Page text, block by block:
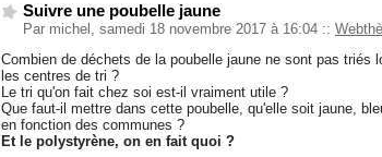
Suivre une poubelle jaune
Par michel, samedi 18 novembre 2017 à 16:04 ::
Combien de déchets de la poubelle jaune ne sont pas triés
les centres de tri ?
Le tri qu'on fait chez soi est-il vraiment utile ?
Que faut-il mettre dans cette poubelle, qu'elle soit jaune,
en fonction des communes ?
Et le polystyrène, on en fait quoi ?